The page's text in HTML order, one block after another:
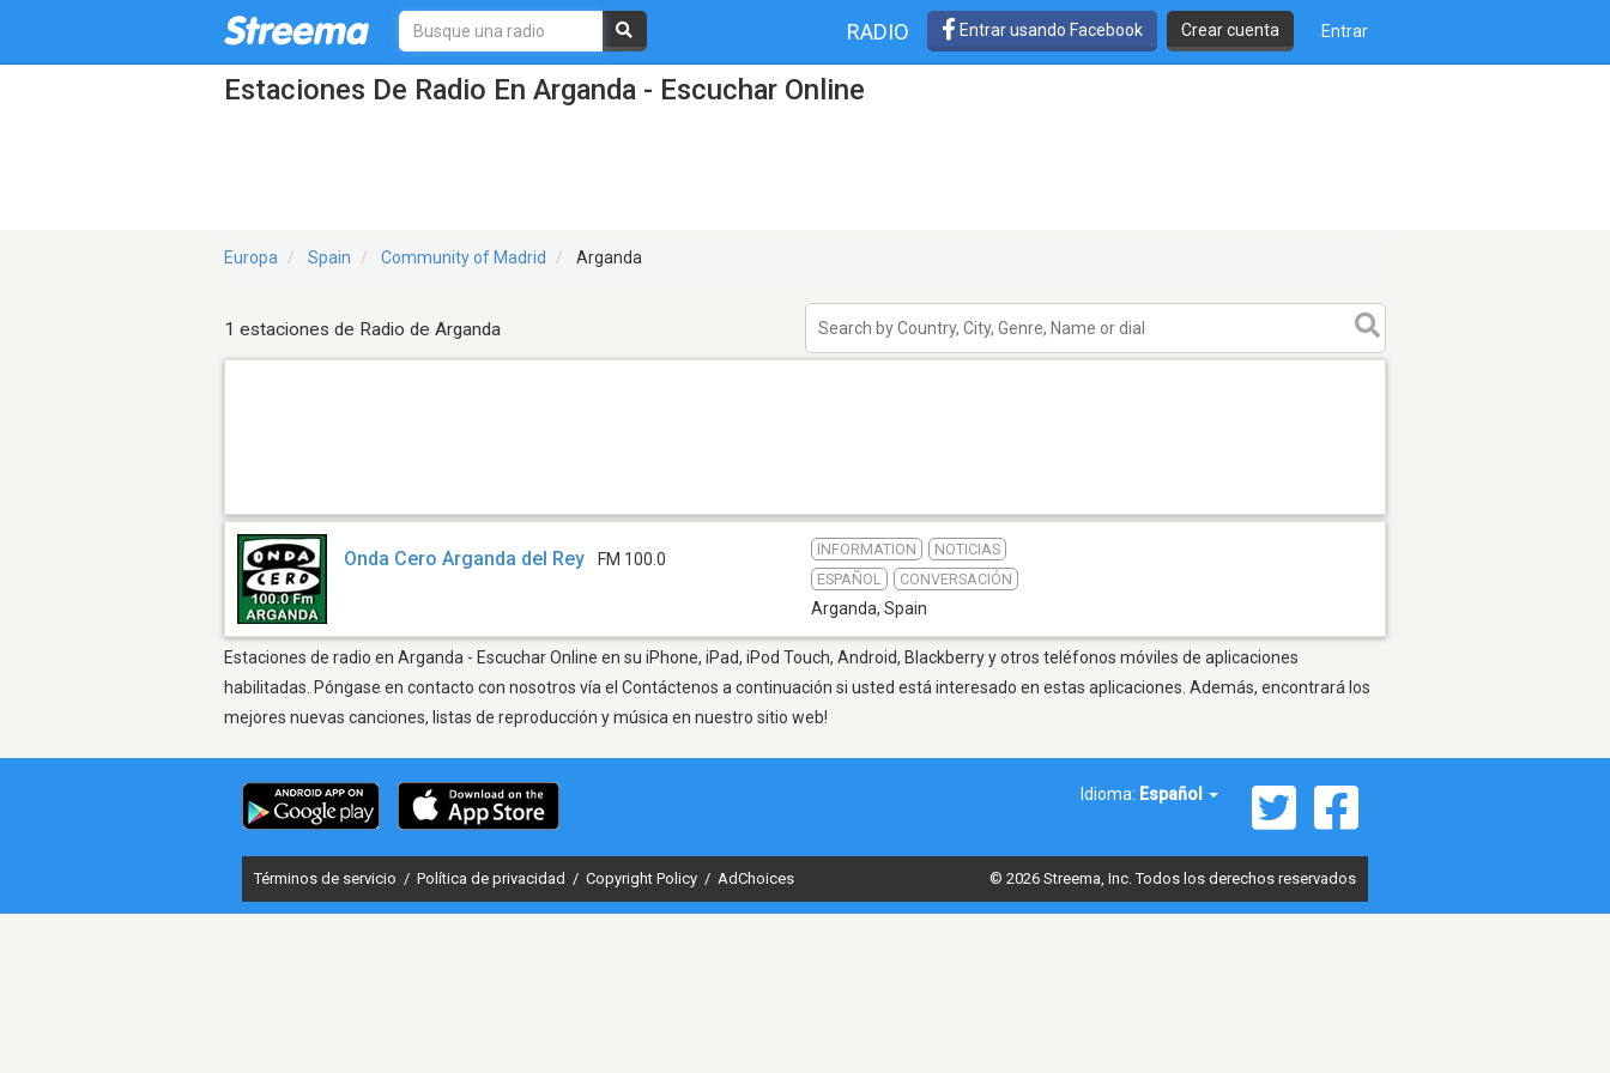
RADIO Entrar usando Facebook Crear cuenta Entrar
Estaciones De Radio En Arganda - Escuchar Online
Europa Spain Community of Madrid Arganda
1 estaciones de Radio de Arganda
Onda Cero Arganda del Rey FM 100.0
INFORMATION
NOTICIAS
ESPAÑOL
CONVERSACIÓN
Arganda, Spain
Estaciones de radio en Arganda - Escuchar Online en su iPhone, iPad, iPod Touch, Android, Blackberry y otros teléfonos móviles de aplicaciones
habilitadas. Póngase en contacto con nosotros vía el Contáctenos a continuación si usted está interesado en estas aplicaciones. Además, encontrará los
mejores nuevas canciones, listas de reproducción y música en nuestro sitio web!
Idioma: Español
Términos de servicio / Política de privacidad / Copyright Policy / AdChoices © 2026 Streema, Inc. Todos los derechos reservados